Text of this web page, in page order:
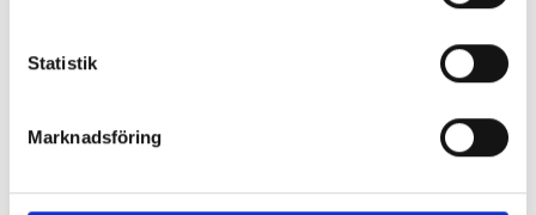
Statistik
Marknadsföring